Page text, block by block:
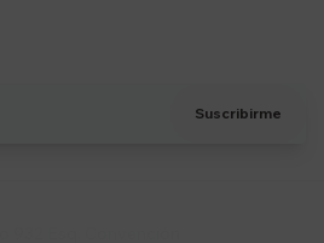
Suscribirme